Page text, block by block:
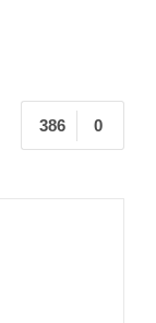
0
386